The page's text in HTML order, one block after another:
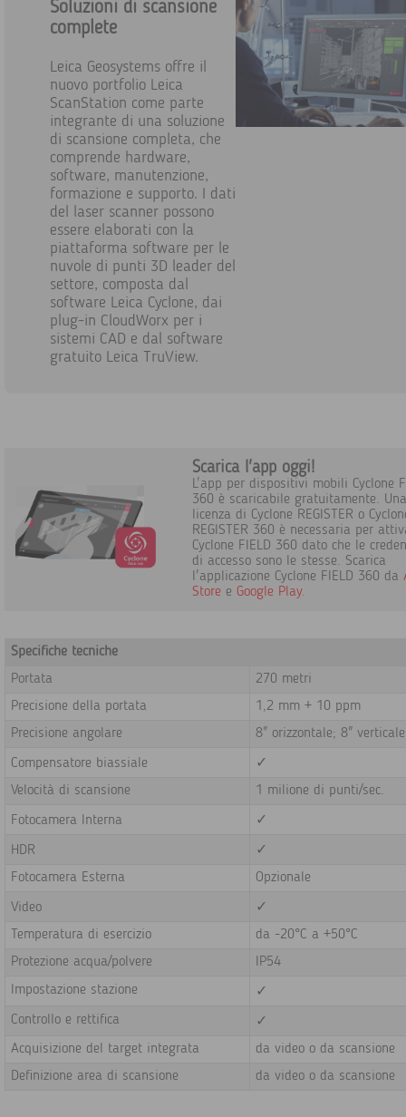
Soluzioni di scansione
complete
Leica Geosystems offre il
nuovo portfolio Leica
ScanStation come parte
integrante di una soluzione
di scansione completa, che
comprende hardware,
software, manutenzione,
formazione e supporto. I dati
del laser scanner possono
essere elaborati con la
piattaforma software per le
nuvole di punti 3D leader del
settore, composta dal
software Leica Cyclone, dai
plug-in CloudWorx per i
sistemi CAD e dal software
gratuito Leica TruView.
Scarica l'app oggi!
L'app per dispositivi mobili Cyclone
360 è scaricabile gratuitamente. Una
licenza di Cyclone REGISTER o
REGISTER 360 è necessaria per
Cyclone FIELD 360 dato che le
di accesso sono le stesse. Scarica
l'applicazione Cyclone FIELD 360 da
Store e Google Play.
Specifiche tecniche
Portata
270 metri
Precisione della portata
1,2 mm + 10 ppm
Precisione angolare
8" orizzontale; 8" verticale
Compensatore biassiale
✓
Velocità di scansione
1 milione di punti/sec.
Fotocamera Interna ✓
HDR
✓
Fotocamera Esterna
Opzionale
Video
✓
Temperatura di esercizio
da -20°C a +50°C
Protezione acqua/polvere
IP54
Impostazione stazione
✓
Controllo e rettifica
✓
Acquisizione del target integrata
da video o da scansione
Definizione area di scansione
da video o da scansione